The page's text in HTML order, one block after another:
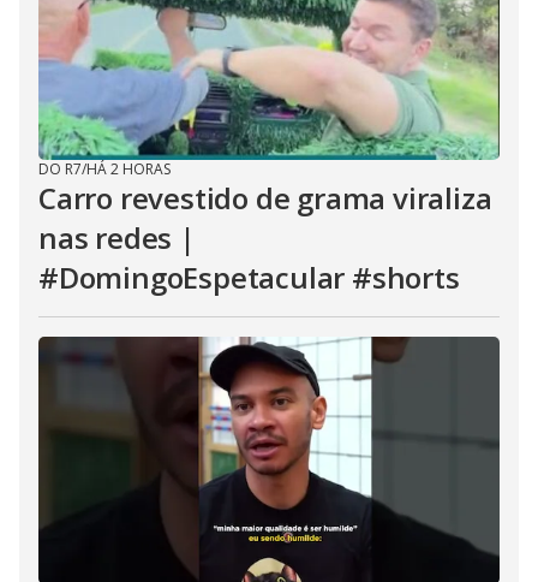
DO R7/HÁ 2 HORAS
Carro revestido de grama viraliza
nas redes |
#DomingoEspetacular #shorts